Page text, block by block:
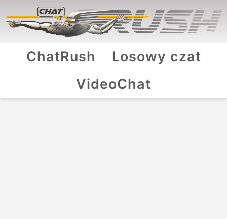
ChatRush
Losowy czat
VideoChat